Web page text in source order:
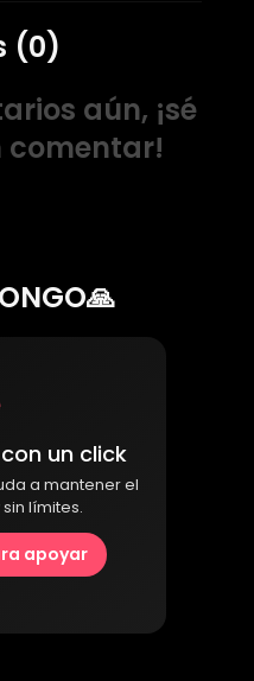
(0)
aún, ¡sé
comentar!
un click
a mantener el
límites.
apoyar